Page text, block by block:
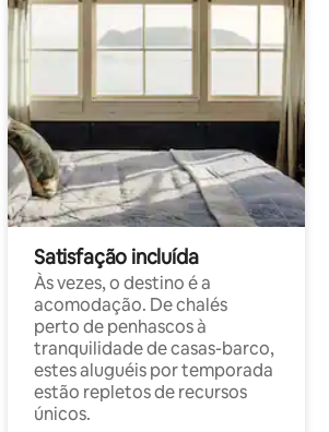
Satisfação incluída
Às vezes, o destino é a
acomodação. De chalés
perto de penhascos à
tranquilidade de casas-barco,
estes aluguéis por temporada
estão repletos de recursos
únicos.